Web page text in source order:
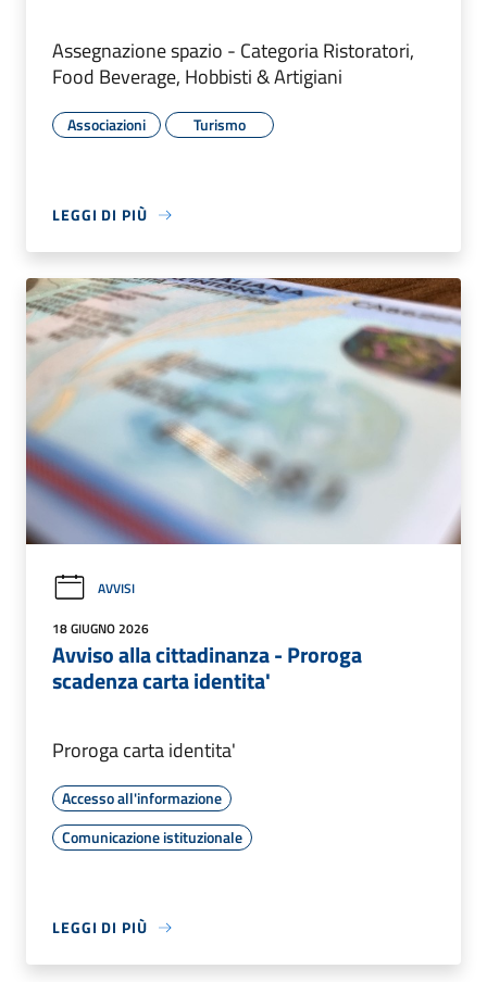
Assegnazione spazio - Categoria Ristoratori,
Food Beverage, Hobbisti & Artigiani
Associazioni Turismo
LEGGI DI PIÙ
AVVISI
18 GIUGNO 2026
Avviso alla cittadinanza - Proroga
scadenza carta identita'
Proroga carta identita'
Accesso all'informazione
Comunicazione istituzionale
LEGGI DI PIÙ